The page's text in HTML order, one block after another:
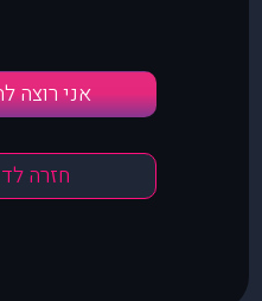
אני רוצה
חזרה